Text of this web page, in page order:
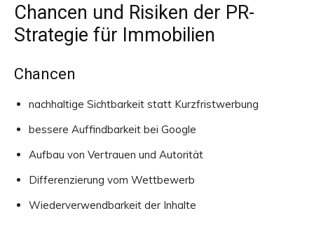
Chancen und Risiken der PR-
Strategie für Immobilien
Chancen
nachhaltige Sichtbarkeit statt Kurzfristwerbung
bessere Auffindbarkeit bei Google
Aufbau von Vertrauen und Autorität
Differenzierung vom Wettbewerb
Wiederverwendbarkeit der Inhalte